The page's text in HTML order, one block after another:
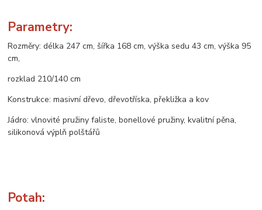
Parametry:
Rozměry: délka 247 cm, šířka 168 cm, výška sedu 43 cm, výška 95
cm,
rozklad 210/140 cm
Konstrukce: masivní dřevo, dřevotříska, překližka a kov
Jádro: vlnovité pružiny faliste, bonellové pružiny, kvalitní pěna,
silikonová výplň polštářů
Potah: